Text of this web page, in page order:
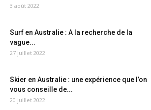
3 août 2022
Surf en Australie : A la recherche de la
vague...
27 juillet 2022
Skier en Australie : une expérience que l’on
vous conseille de...
20 juillet 2022